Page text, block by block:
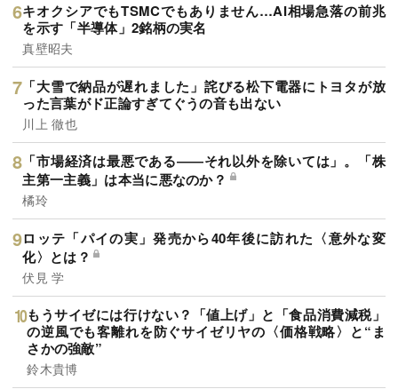
キオクシアでもTSMCでもありません…AI相場急落の前兆
を示す「半導体」2銘柄の実名
真壁昭夫
「大雪で納品が遅れました」詫びる松下電器にトヨタが放
った言葉がド正論すぎてぐうの音も出ない
川上 徹也
「市場経済は最悪である――それ以外を除いては」。「株
主第一主義」は本当に悪なのか？
橘玲
ロッテ「パイの実」発売から40年後に訪れた〈意外な変
化〉とは？
伏見 学
もうサイゼには行けない？「値上げ」と「食品消費減税」
の逆風でも客離れを防ぐサイゼリヤの〈価格戦略〉と“ま
さかの強敵”
鈴木貴博